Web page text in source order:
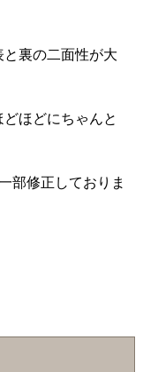
と裏の二面性が大
ほどにちゃんと
部修正しておりま